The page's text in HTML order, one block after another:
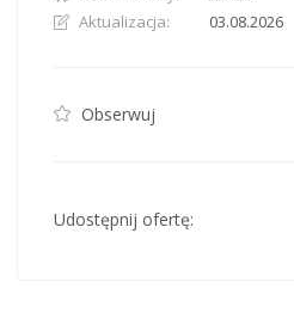
Aktualizacja:
03.08.2026
Obserwuj
Udostępnij ofertę: